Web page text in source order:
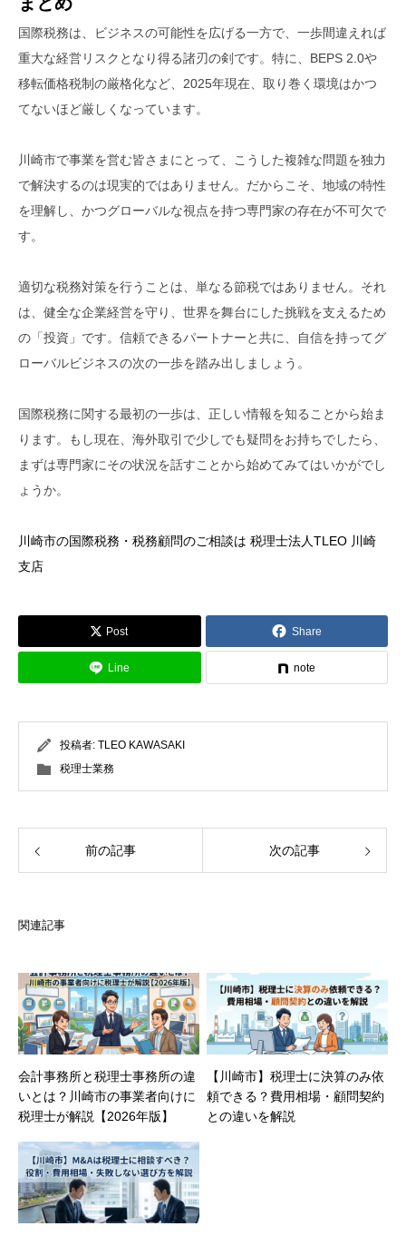
国際税務は、ビジネスの可能性を広げる一方で、一歩間違えれば
重大な経営リスクとなり得る諸刃の剣です。特に、BEPS 2.0や
移転価格税制の厳格化など、2025年現在、取り巻く環境はかつ
てないほど厳しくなっています。
川崎市で事業を営む皆さまにとって、こうした複雑な問題を独力
で解決するのは現実的ではありません。だからこそ、地域の特性
を理解し、かつグローバルな視点を持つ専門家の存在が不可欠で
す。
適切な税務対策を行うことは、単なる節税ではありません。それ
は、健全な企業経営を守り、世界を舞台にした挑戦を支えるため
の「投資」です。信頼できるパートナーと共に、自信を持ってグ
ローバルビジネスの次の一歩を踏み出しましょう。
国際税務に関する最初の一歩は、正しい情報を知ることから始ま
ります。もし現在、海外取引で少しでも疑問をお持ちでしたら、
まずは専門家にその状況を話すことから始めてみてはいかがでし
ょうか。
川崎市の国際税務・税務顧問のご相談は 税理士法人TLEO 川崎
支店
Post Share
Line note
投稿者: TLEO KAWASAKI
税理士業務
前の記事 次の記事
関連記事
会計事務所と税理士事務所の違
いとは？川崎市の事業者向けに
税理士が解説【2026年版】
【川崎市】税理士に決算のみ依
頼できる？費用相場・顧問契約
との違いを解説